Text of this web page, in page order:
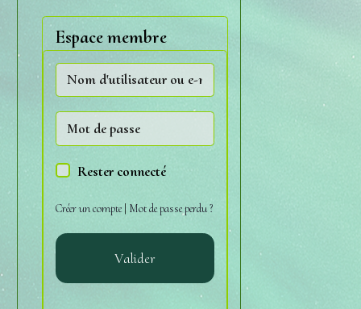
Espace membre
Rester connecté
Créer un compte| Mot de passe perdu ?
Valider